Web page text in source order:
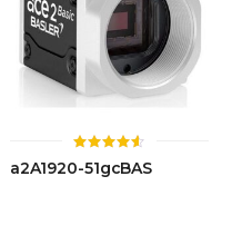
ให้
คะแนน
a2A1920-51gcBAS